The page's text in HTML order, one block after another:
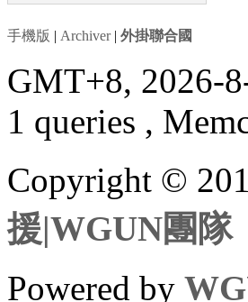
手機版 | Archiver| 外掛聯合國
GMT+8, 2026-
1 queries ,
Copyright ©
援|WGUN團隊
Powered by